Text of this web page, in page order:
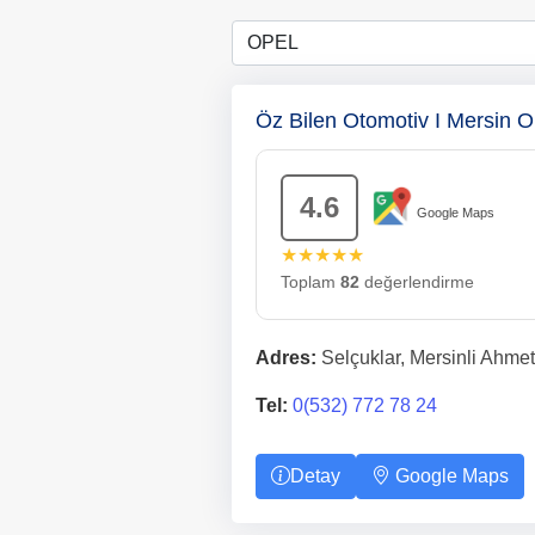
Öz Bilen Otomotiv I Mersin
4.6 Google Maps
★★★★★
Toplam 82 değerlendirme
Adres: Selçuklar, Mersinli
Tel: 0(532) 772 78 24
Detay Google Maps